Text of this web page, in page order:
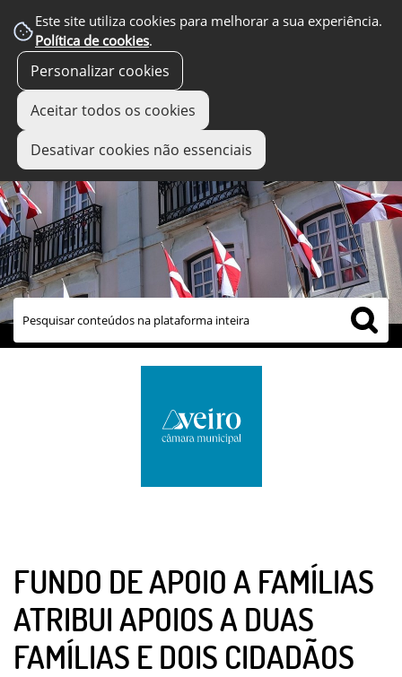
Este site utiliza cookies para melhorar a sua experiência.
Política de cookies.
Personalizar cookies
Aceitar todos os cookies
Desativar cookies não essenciais
links úteis
FUNDO DE APOIO A FAMÍLIAS
ATRIBUI APOIOS A DUAS
FAMÍLIAS E DOIS CIDADÃOS